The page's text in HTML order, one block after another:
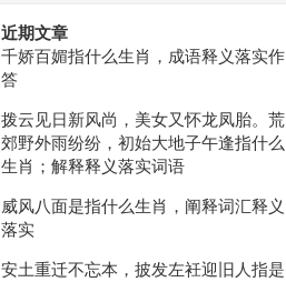
近期文章
千娇百媚指什么生肖，成语释义落实作
答
拨云见日新风尚，美女又怀龙凤胎。荒
郊野外雨纷纷，初始大地子午逢指什么
生肖；解释释义落实词语
威风八面是指什么生肖，阐释词汇释义
落实
安土重迁不忘本，披发左衽迎旧人指是